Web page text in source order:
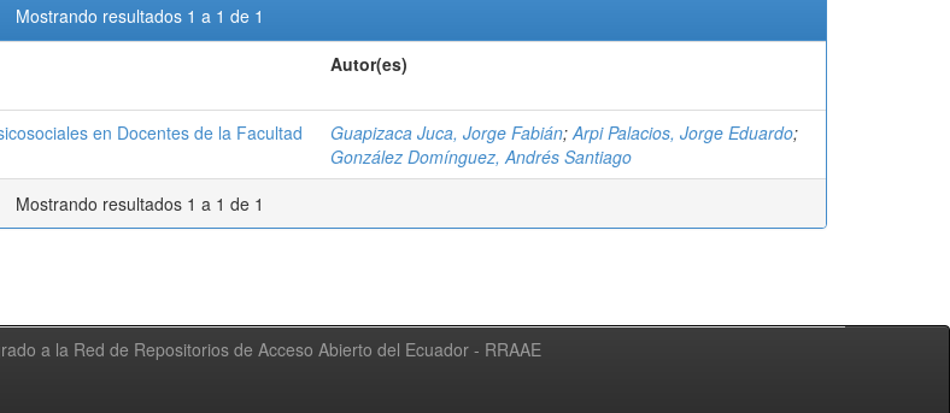
Mostrando resultados 1 a 1 de 1
Autor(es)
en Docentes de la Facultad
Guapizaca Juca, Jorge Fabián;Arpi Palacios, Jorge Eduardo;
González Domínguez, Andrés Santiago
Mostrando resultados 1 a 1 de 1
a la Red de Repositorios de Acceso Abierto del Ecuador - RRAAE